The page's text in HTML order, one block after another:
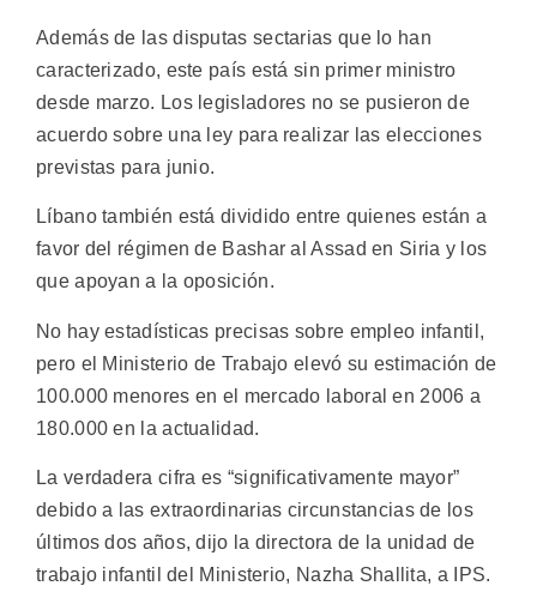
Además de las disputas sectarias que lo han
caracterizado, este país está sin primer ministro
desde marzo. Los legisladores no se pusieron de
acuerdo sobre una ley para realizar las elecciones
previstas para junio.
Líbano también está dividido entre quienes están a
favor del régimen de Bashar al Assad en Siria y los
que apoyan a la oposición.
No hay estadísticas precisas sobre empleo infantil,
pero el Ministerio de Trabajo elevó su estimación de
100.000 menores en el mercado laboral en 2006 a
180.000 en la actualidad.
La verdadera cifra es “significativamente mayor”
debido a las extraordinarias circunstancias de los
últimos dos años, dijo la directora de la unidad de
trabajo infantil del Ministerio, Nazha Shallita, a IPS.